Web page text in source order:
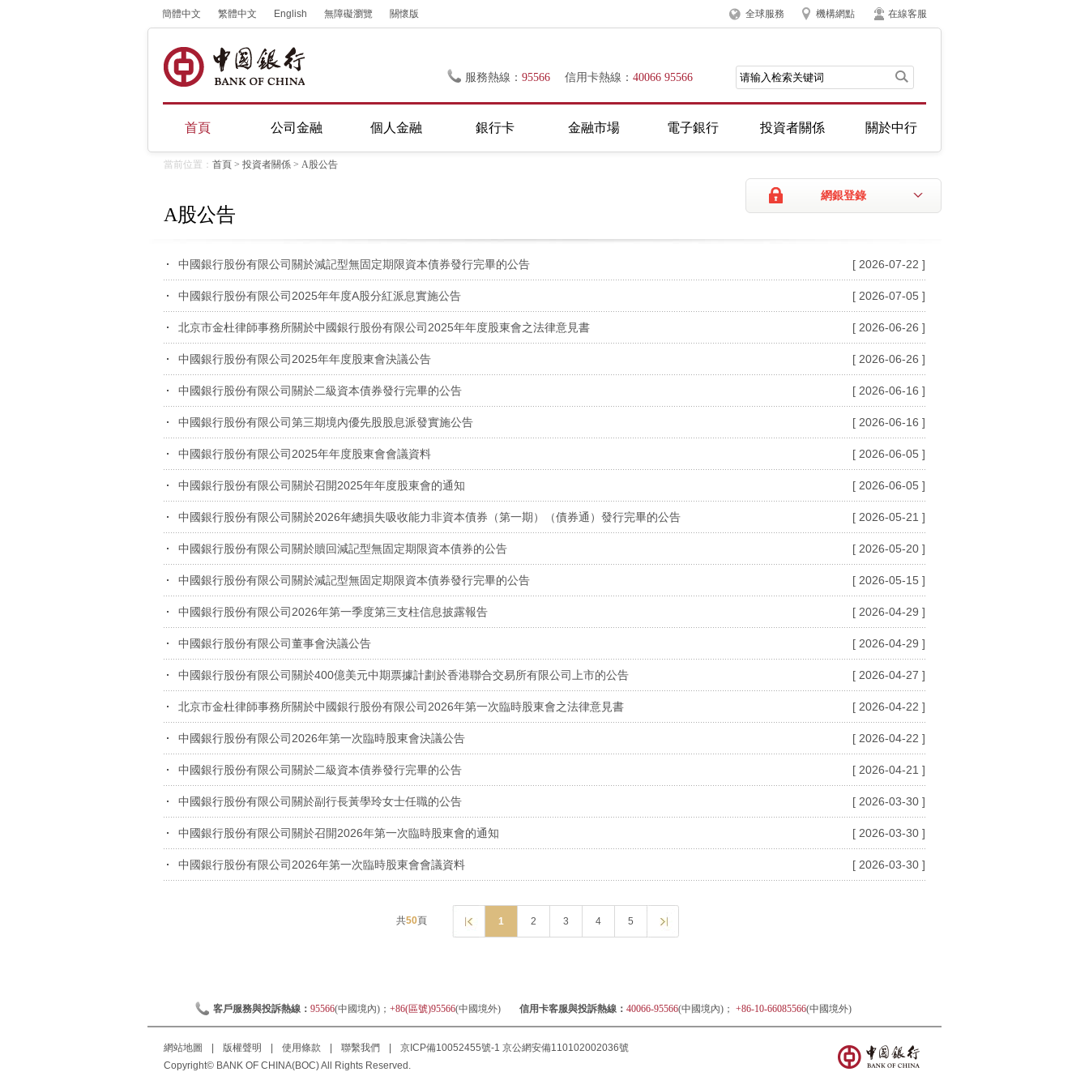
簡體中文 繁體中文 English 無障礙瀏覽 關懷版 全球服務 機構網點 在線客服
服務熱線： 95566 信用卡熱線： 40066 95566
首頁 公司金融 個人金融 銀行卡 金融市場 電子銀行 投資者關係 關於中行
當前位置： 首頁 > 投資者關係 > A股公告
A股公告
網銀登錄
中國銀行股份有限公司關於減記型無固定期限資本債券發行完畢的公告 [ 2026-07-22 ]
中國銀行股份有限公司2025年年度A股分紅派息實施公告 [ 2026-07-05 ]
北京市金杜律師事務所關於中國銀行股份有限公司2025年年度股東會之法律意見書 [ 2026-06-26 ]
中國銀行股份有限公司2025年年度股東會決議公告 [ 2026-06-26 ]
中國銀行股份有限公司關於二級資本債券發行完畢的公告 [ 2026-06-16 ]
中國銀行股份有限公司第三期境內優先股股息派發實施公告 [ 2026-06-16 ]
中國銀行股份有限公司2025年年度股東會會議資料 [ 2026-06-05 ]
中國銀行股份有限公司關於召開2025年年度股東會的通知 [ 2026-06-05 ]
中國銀行股份有限公司關於2026年總損失吸收能力非資本債券（第一期）（債券通）發行完畢的公告 [ 2026-05-21 ]
中國銀行股份有限公司關於贖回減記型無固定期限資本債券的公告 [ 2026-05-20 ]
中國銀行股份有限公司關於減記型無固定期限資本債券發行完畢的公告 [ 2026-05-15 ]
中國銀行股份有限公司2026年第一季度第三支柱信息披露報告 [ 2026-04-29 ]
中國銀行股份有限公司董事會決議公告 [ 2026-04-29 ]
中國銀行股份有限公司關於400億美元中期票據計劃於香港聯合交易所有限公司上市的公告 [ 2026-04-27 ]
北京市金杜律師事務所關於中國銀行股份有限公司2026年第一次臨時股東會之法律意見書 [ 2026-04-22 ]
中國銀行股份有限公司2026年第一次臨時股東會決議公告 [ 2026-04-22 ]
中國銀行股份有限公司關於二級資本債券發行完畢的公告 [ 2026-04-21 ]
中國銀行股份有限公司關於副行長黃學玲女士任職的公告 [ 2026-03-30 ]
中國銀行股份有限公司關於召開2026年第一次臨時股東會的通知 [ 2026-03-30 ]
中國銀行股份有限公司2026年第一次臨時股東會會議資料 [ 2026-03-30 ]
共50頁 1 2 3 4 5
客戶服務與投訴熱線： 95566(中國境內)； +86(區號)95566(中國境外) 信用卡客服與投訴熱線： 40066-95566(中國境內)； +86-10-66085566(中國境外)
網站地圖 版權聲明 使用條款 聯繫我們 京ICP備10052455號-1 京公網安備110102002036號
Copyright© BANK OF CHINA(BOC) All Rights Reserved.